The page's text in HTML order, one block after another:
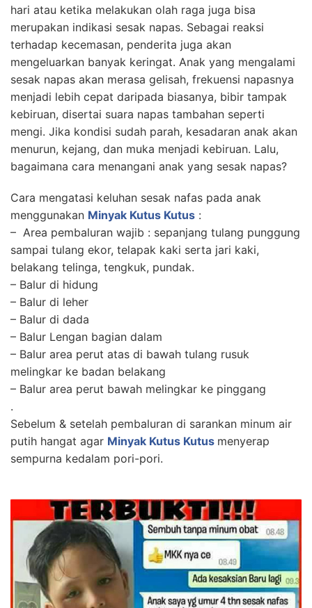
hari atau ketika melakukan olah raga juga bisa
merupakan indikasi sesak napas. Sebagai reaksi
terhadap kecemasan, penderita juga akan
mengeluarkan banyak keringat. Anak yang mengalami
sesak napas akan merasa gelisah, frekuensi napasnya
menjadi lebih cepat daripada biasanya, bibir tampak
kebiruan, disertai suara napas tambahan seperti
mengi. Jika kondisi sudah parah, kesadaran anak akan
menurun, kejang, dan muka menjadi kebiruan. Lalu,
bagaimana cara menangani anak yang sesak napas?
Cara mengatasi keluhan sesak nafas pada anak
menggunakan Minyak Kutus Kutus :
– Area pembaluran wajib : sepanjang tulang punggung
sampai tulang ekor, telapak kaki serta jari kaki,
belakang telinga, tengkuk, pundak.
– Balur di hidung
– Balur di leher
– Balur di dada
– Balur Lengan bagian dalam
– Balur area perut atas di bawah tulang rusuk
melingkar ke badan belakang
– Balur area perut bawah melingkar ke pinggang
.
Sebelum & setelah pembaluran di sarankan minum air
putih hangat agar Minyak Kutus Kutus menyerap
sempurna kedalam pori-pori.